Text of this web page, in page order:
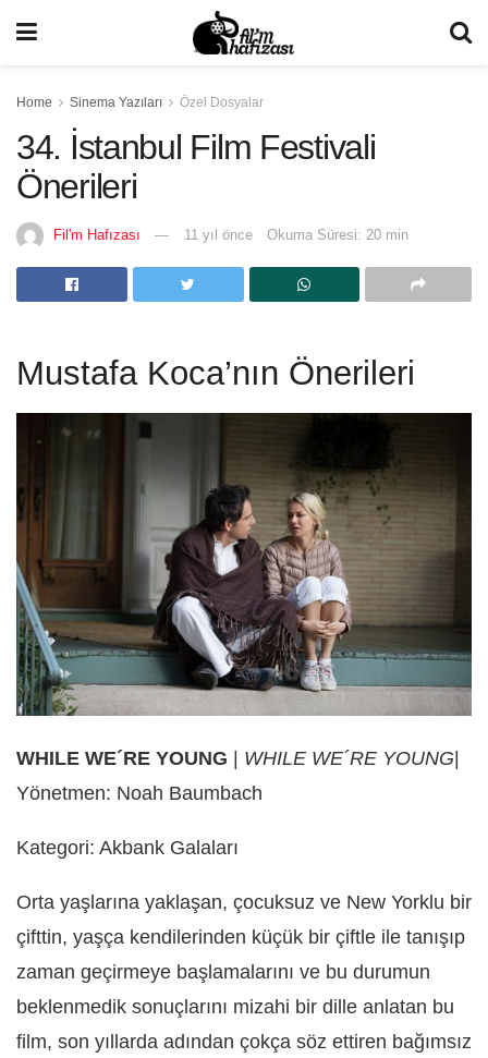
Home Sinema Yazıları Özel Dosyalar
34. İstanbul Film Festivali
Önerileri
Fil'm Hafızası 11 yıl önce Okuma Süresi: 20 min
Mustafa Koca’nın Önerileri
WHILE WE´RE YOUNG | WHILE WE´RE YOUNG|
Yönetmen: Noah Baumbach
Kategori: Akbank Galaları
Orta yaşlarına yaklaşan, çocuksuz ve New Yorklu bir
çifttin, yaşça kendilerinden küçük bir çiftle ile tanışıp
zaman geçirmeye başlamalarını ve bu durumun
beklenmedik sonuçlarını mizahi bir dille anlatan bu
film, son yıllarda adından çokça söz ettiren bağımsız